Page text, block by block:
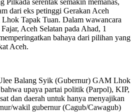
Pilkada serentak semakin memanas,
dari eks petinggi Gerakan Aceh
Tapak Tuan. Dalam wawancara
Aceh Selatan pada Ahad, 1
bahaya dari pilihan yang
Aceh.
Balang Syik (Gubernur) GAM Lhok
upaya partai politik (Parpol), KIP,
dan daerah untuk hanya menyajikan
wakil gubernur (Cagub/Cawagub)